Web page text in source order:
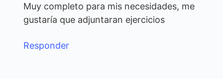
Muy completo para mis necesidades, me
gustaría que adjuntaran ejercicios
Responder